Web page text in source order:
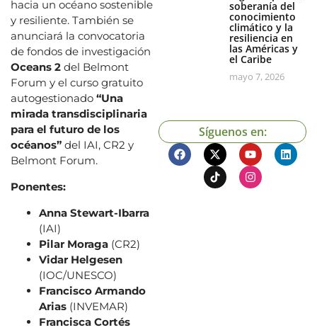
hacia un océano sostenible
y resiliente. También se
anunciará la convocatoria
de fondos de investigación
Oceans 2 del Belmont
Forum y el curso gratuito
autogestionado “Una
mirada transdisciplinaria
para el futuro de los
océanos” del IAI, CR2 y
Belmont Forum.
Ponentes:
Anna Stewart-Ibarra
(IAI)
Pilar Moraga (CR2)
Vidar Helgesen
(IOC/UNESCO)
Francisco Armando
Arias (INVEMAR)
Francisca Cortés
soberanía del
conocimiento
climático y la
resiliencia en
las Américas y
el Caribe
mayo 7, 2026
Síguenos en: